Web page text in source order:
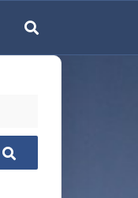
Chercher